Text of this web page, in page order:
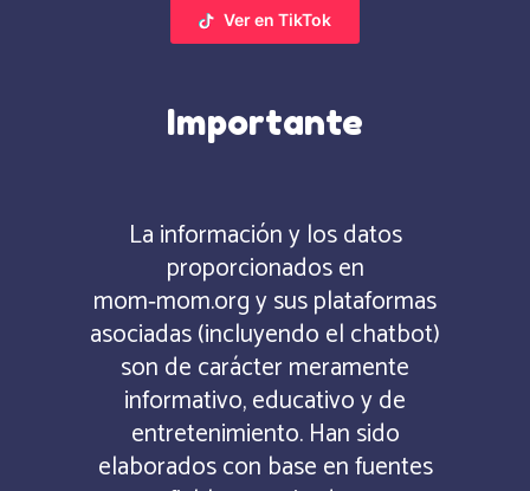
Ver en TikTok
Importante
La información y los datos
proporcionados en
mom‑mom.org y sus plataformas
asociadas (incluyendo el chatbot)
son de carácter meramente
informativo, educativo y de
entretenimiento. Han sido
elaborados con base en fuentes